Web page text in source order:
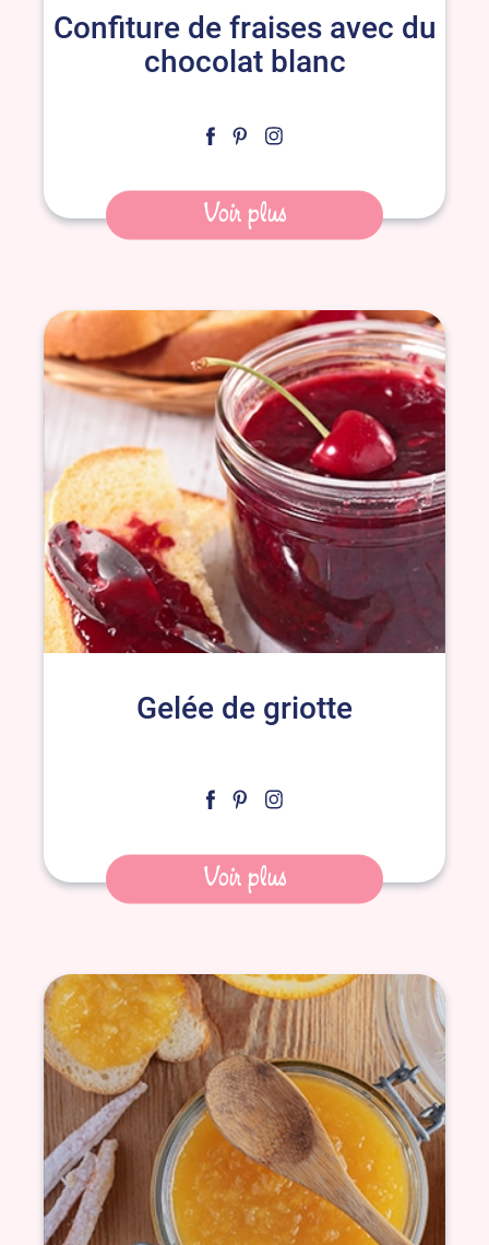
Confiture de fraises avec du
chocolat blanc
Voir plus
Gelée de griotte
Voir plus